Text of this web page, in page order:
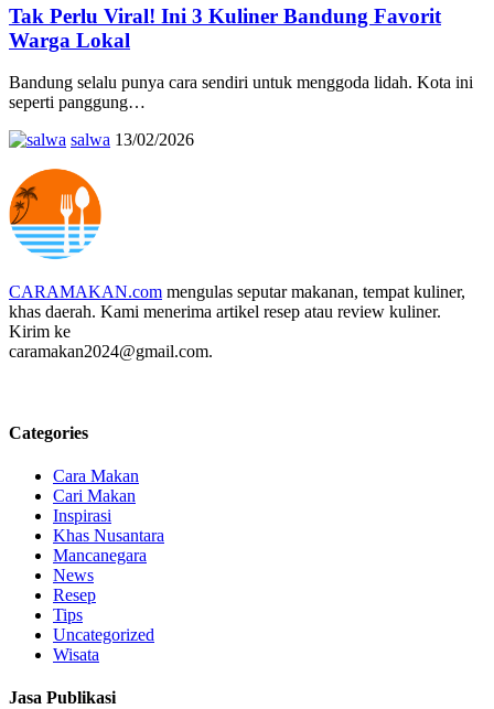
Tak Perlu Viral! Ini 3 Kuliner Bandung Favorit
Warga Lokal
Bandung selalu punya cara sendiri untuk menggoda lidah. Kota ini
seperti panggung…
salwa 13/02/2026
CARAMAKAN.com mengulas seputar makanan, tempat kuliner,
khas daerah. Kami menerima artikel resep atau review kuliner.
Kirim ke
caramakan2024@gmail.com.
Categories
Cara Makan
Cari Makan
Inspirasi
Khas Nusantara
Mancanegara
News
Resep
Tips
Uncategorized
Wisata
Jasa Publikasi